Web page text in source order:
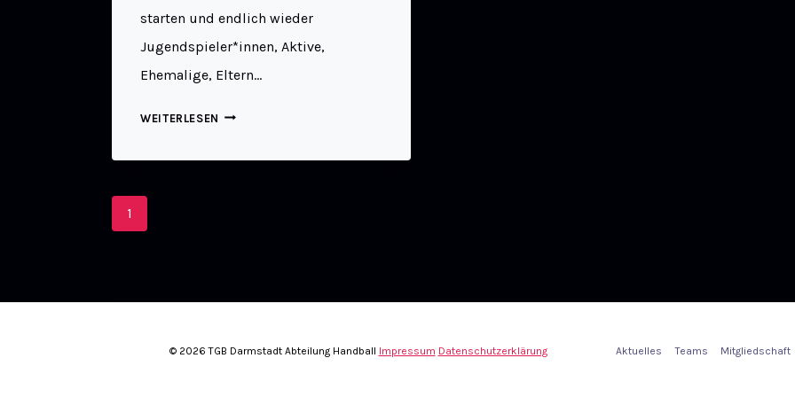
starten und endlich wieder
Jugendspieler*innen, Aktive,
Ehemalige, Eltern…
WEITERLESEN
1
© 2026 TGB Darmstadt Abteilung Handball Impressum Datenschutzerklärung Aktuelles Teams Mitgliedschaft